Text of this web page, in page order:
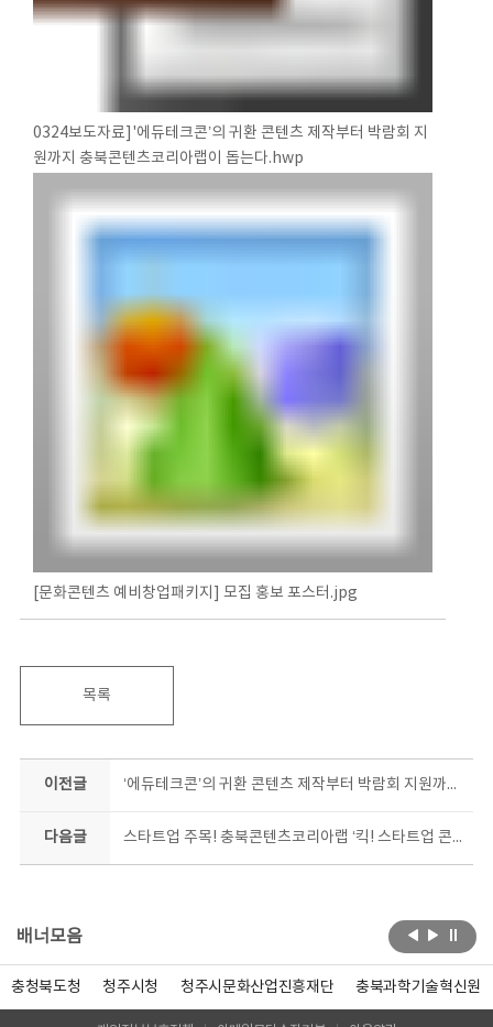
0324보도자료]'에듀테크콘’의 귀환 콘텐츠 제작부터 박람회 지
원까지 충북콘텐츠코리아랩이 돕는다.hwp
[문화콘텐츠 예비창업패키지] 모집 홍보 포스터.jpg
목록
이전글 ‘에듀테크콘’의 귀환 콘텐츠 제작부터 박람회 지원까지 충북콘텐츠코리아랩이 돕는다
다음글 스타트업 주목! 충북콘텐츠코리아랩 ‘킥! 스타트업 콘텐츠 제작 지원’가동
배너모음
충청북도청 청주시청 청주시문화산업진흥재단 충북과학기술혁신원